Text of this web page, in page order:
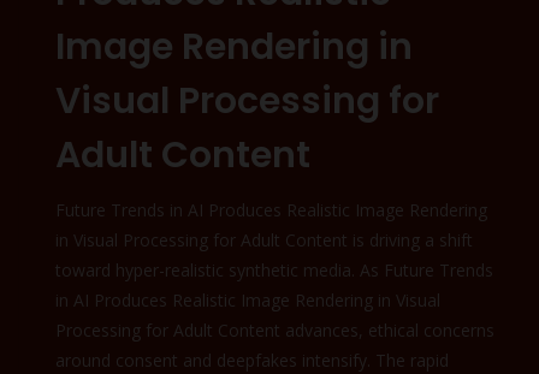
Image Rendering in
Visual Processing for
Adult Content
Future Trends in AI Produces Realistic Image Rendering
in Visual Processing for Adult Content is driving a shift
toward hyper-realistic synthetic media. As Future Trends
in AI Produces Realistic Image Rendering in Visual
Processing for Adult Content advances, ethical concerns
around consent and deepfakes intensify. The rapid